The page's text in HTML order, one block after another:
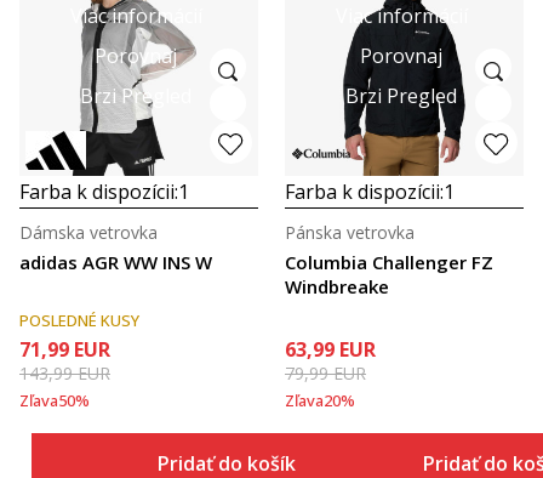
Viac informácií
Porovnaj
Brzi Pregled
Farba k dispozícii:1
adidas AGR WW INS W
Dámska vetrovka
POSLEDNÉ KUSY
71,99 EUR
143,99EUR
Zľava50%
Pridať do košíka
Viac informácií
Porovnaj
Brzi Pregled
Farba k dispozícii:1
Columbia Challenger FZ
Windbreake
Pánska vetrovka
63,99 EUR
79,99EUR
Zľava20%
Pridať do